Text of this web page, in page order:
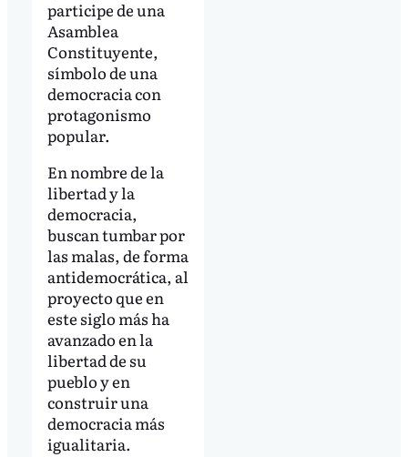
participe de una
Asamblea
Constituyente,
símbolo de una
democracia con
protagonismo
popular.
En nombre de la
libertad y la
democracia,
buscan tumbar por
las malas, de forma
antidemocrática, al
proyecto que en
este siglo más ha
avanzado en la
libertad de su
pueblo y en
construir una
democracia más
igualitaria.